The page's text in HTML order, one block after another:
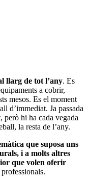
llarg de tot l’any. Es
a cobrir,
mesos. Es el moment
d’immediat. Ja passada
però hi ha cada vegada
la resta de l’any.
que suposa uns
i a molts altres
que volen oferir